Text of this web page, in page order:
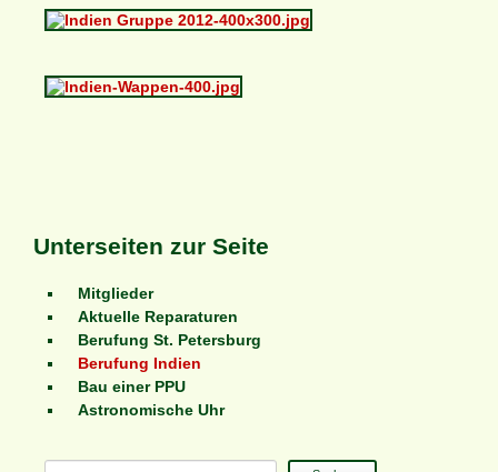
Unterseiten zur Seite
Navigation
überspringen
Mitglieder
Aktuelle Reparaturen
Berufung St. Petersburg
Berufung Indien
Bau einer PPU
Astronomische Uhr
Suchbegriffe